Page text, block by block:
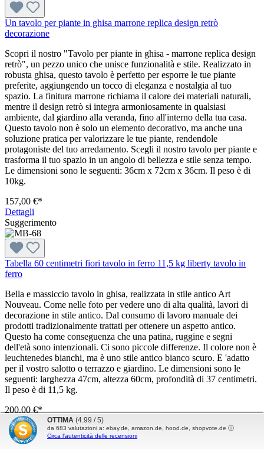
Un tavolo per piante in ghisa marrone replica design retrò
decorazione
Scopri il nostro "Tavolo per piante in ghisa - marrone replica design
retrò", un pezzo unico che unisce funzionalità e stile. Realizzato in
robusta ghisa, questo tavolo è perfetto per esporre le tue piante
preferite, aggiungendo un tocco di eleganza e nostalgia al tuo
spazio. La finitura marrone richiama il calore dei materiali naturali,
mentre il design retrò si integra armoniosamente in qualsiasi
ambiente, dal giardino alla veranda, fino all'interno della tua casa.
Questo tavolo non è solo un elemento decorativo, ma anche una
soluzione pratica per valorizzare le tue piante, rendendole
protagoniste del tuo arredamento. Scegli il nostro tavolo per piante e
trasforma il tuo spazio in un angolo di bellezza e stile senza tempo.
Le dimensioni sono le seguenti: 36cm x 72cm x 36cm. Il peso è di
10kg.
157,00 €*
Dettagli
Suggerimento
Tabella 60 centimetri fiori tavolo in ferro 11,5 kg liberty tavolo in
ferro
Bella e massiccio tavolo in ghisa, realizzata in stile antico Art
Nouveau. Come nelle foto per vedere uno di alta qualità, lavori di
decorazione in stile antico. Dal consumo di lavoro manuale dei
prodotti tradizionalmente trattati per ottenere un aspetto antico.
Questo ha come conseguenza che una patina, ruggine e segni
dell'età sono intenzionali. Ci sono piccole differenze. Il colore non è
leuchtenedes bianchi, ma è uno stile antico bianco scuro. E 'adatto
per il vostro salotto o terrazzo e giardino. Le dimensioni sono le
seguenti: larghezza 47cm, altezza 60cm, profondità di 37 centimetri.
Il peso è di 11,5 kg.
200,00 €*
Dettagli
Suggerimento
OTTIMA (4.99 / 5)
da 683 valutazioni a: ebay.de, amazon.de, hood.de, shopvote.de ⓘ
Circa l'autenticità delle recensioni